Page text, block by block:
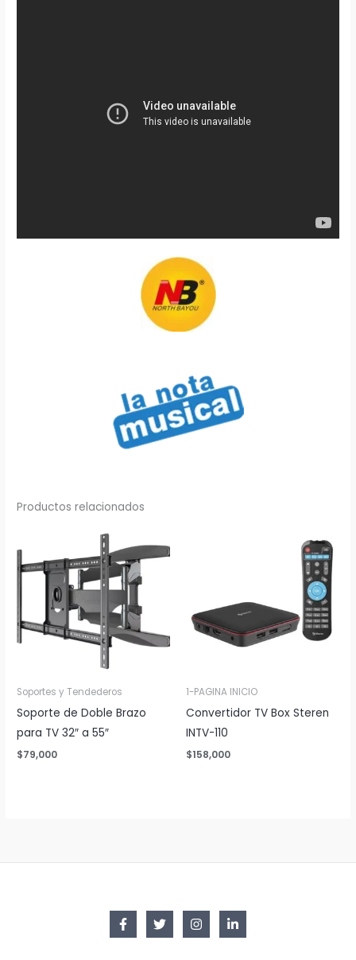
Productos relacionados
Soportes y Tendederos
Soporte de Doble Brazo
para TV 32″ a 55″
$79,000
1-PAGINA INICIO
Convertidor TV Box Steren
INTV-110
$158,000